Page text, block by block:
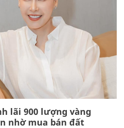
lãi 900 lượng vàng
nhờ mua bán đất